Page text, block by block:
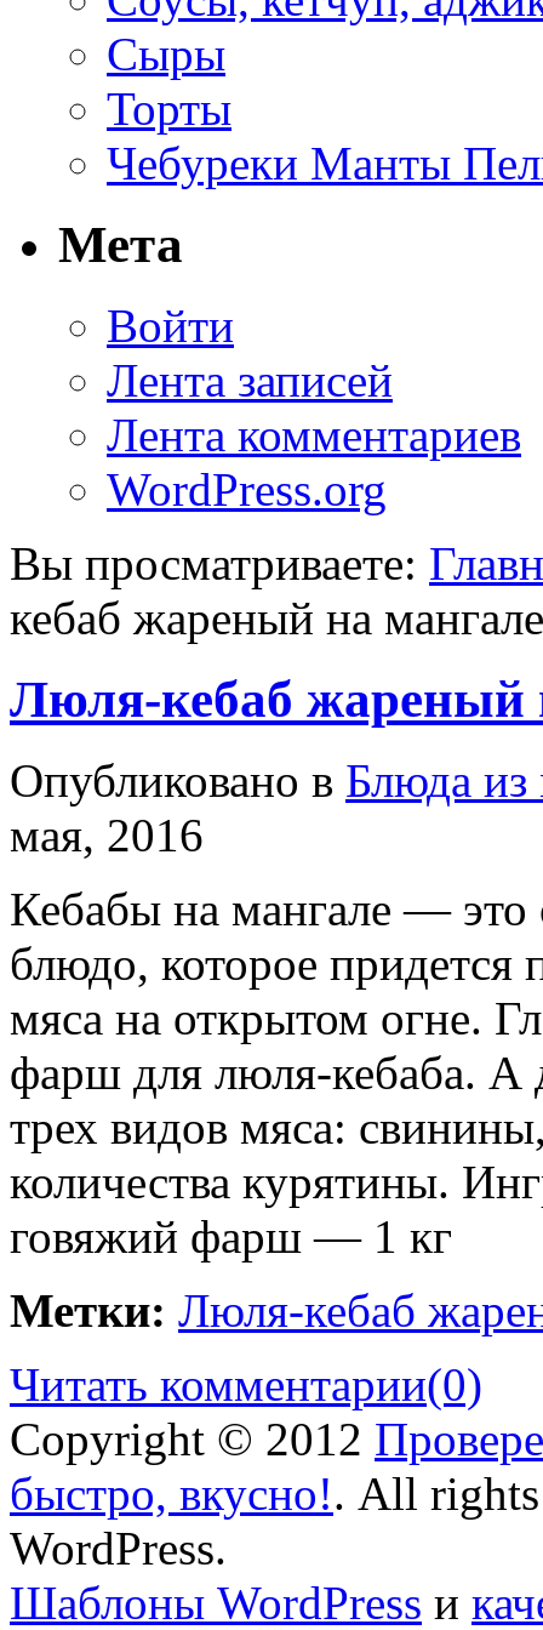
Сыры
Торты
Чебуреки Манты
Мета
Войти
Лента записей
Лента комментариев
WordPress.org
Вы просматриваете:
кебаб жареный на мангале
Люля-кебаб жареный
Опубликовано в Блюда из
мая, 2016
Кебабы на мангале — это
блюдо, которое придется
мяса на открытом огне.
фарш для люля-кебаба. А
трех видов мяса:
количества курятины.
говяжий фарш — 1 кг
Метки: Люля-кебаб
Читать комментарии(0)
Copyright © 2012
быстро, вкусно!. All rights
WordPress.
Шаблоны WordPress и